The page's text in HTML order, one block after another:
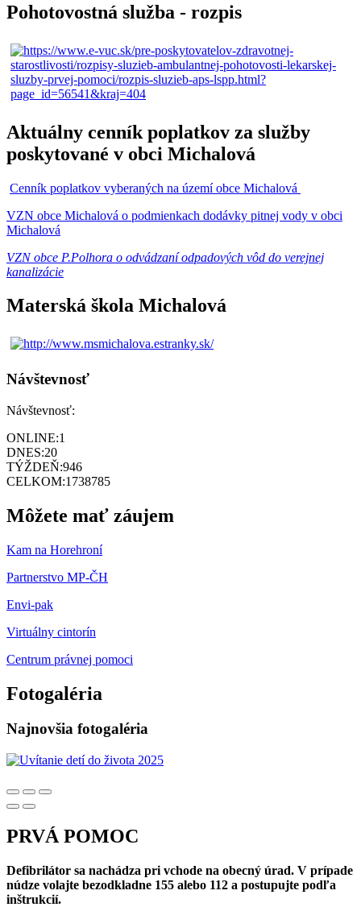
Pohotovostná služba - rozpis
Aktuálny cenník poplatkov za služby
poskytované v obci Michalová
Cenník poplatkov vyberaných na území obce Michalová
VZN obce Michalová o podmienkach dodávky pitnej vody v obci
Michalová
VZN obce P.Polhora o odvádzaní odpadových vôd do verejnej
kanalizácie
Materská škola Michalová
Návštevnosť
Návštevnosť:
ONLINE:1
DNES:20
TÝŽDEŇ:946
CELKOM:1738785
Môžete mať záujem
Kam na Horehroní
Partnerstvo MP-ČH
Envi-pak
Virtuálny cintorín
Centrum právnej pomoci
Fotogaléria
Najnovšia fotogaléria
PRVÁ POMOC
Defibrilátor sa nachádza pri vchode na obecný úrad. V prípade
núdze volajte bezodkladne 155 alebo 112 a postupujte podľa
inštrukcií.